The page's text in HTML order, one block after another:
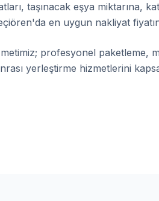
taşınacak eşya miktarına,
en uygun nakliyat
profesyonel paketleme,
yerleştirme hizmetlerini